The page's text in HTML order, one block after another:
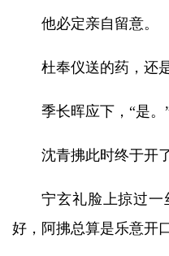
他必定亲自留意。
杜奉仪送的药，还
季长晖应下，“是。
沈青拂此时终于开
宁玄礼脸上掠过
好，阿拂总算是乐意开